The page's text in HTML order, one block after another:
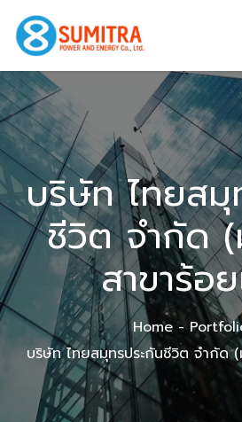
บริษัท ไทยสมุ
ชีวิต จำกัด
สาขาร้อ
Home
บริษัท ไทยสมุทรประกันชีวิต จำกัด